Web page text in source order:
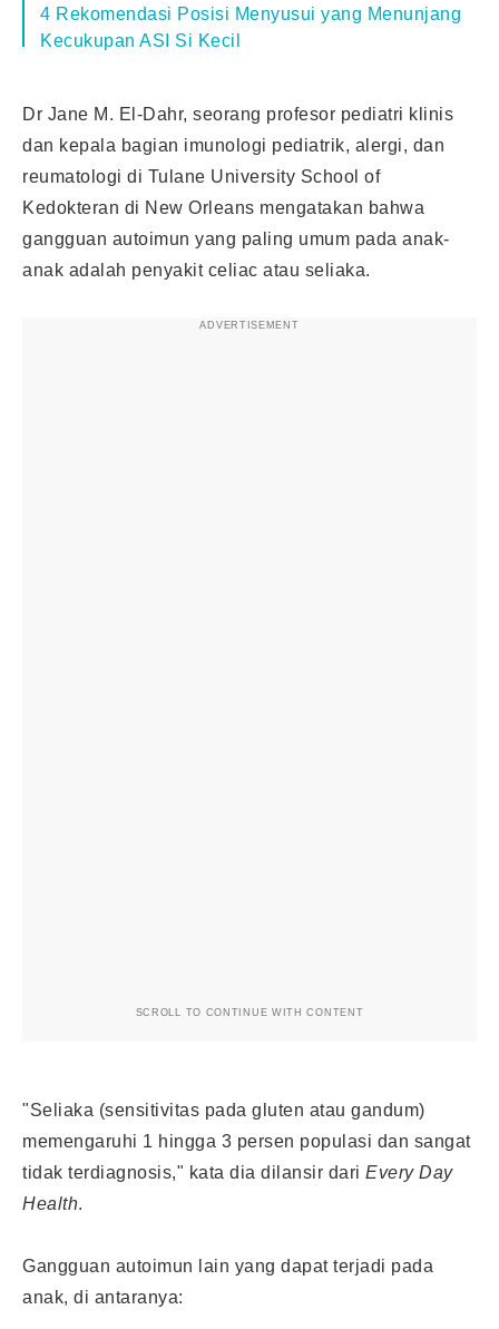
4 Rekomendasi Posisi Menyusui yang Menunjang
Kecukupan ASI Si Kecil
Dr Jane M. El-Dahr, seorang profesor pediatri klinis
dan kepala bagian imunologi pediatrik, alergi, dan
reumatologi di Tulane University School of
Kedokteran di New Orleans mengatakan bahwa
gangguan autoimun yang paling umum pada anak-
anak adalah penyakit celiac atau seliaka.
ADVERTISEMENT
SCROLL TO CONTINUE WITH CONTENT
"Seliaka (sensitivitas pada gluten atau gandum)
memengaruhi 1 hingga 3 persen populasi dan sangat
tidak terdiagnosis," kata dia dilansir dari Every Day
Health.
Gangguan autoimun lain yang dapat terjadi pada
anak, di antaranya: